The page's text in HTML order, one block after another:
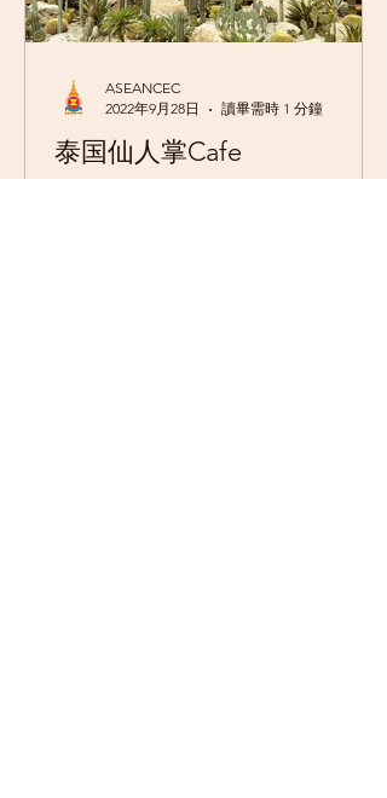
泰国仙人掌Cafe
ASEANCEC
2022年9月28日
讀畢需時 1 分鐘